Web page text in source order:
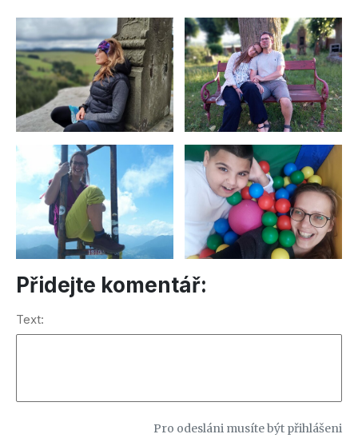
Přidejte komentář:
Text:
Pro odesláni musíte být přihlášeni